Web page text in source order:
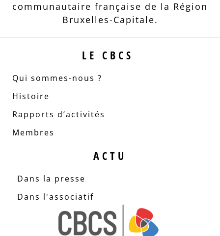
communautaire française de la Région
Bruxelles-Capitale.
LE CBCS
Qui sommes-nous ?
Histoire
Rapports d’activités
Membres
ACTU
Dans la presse
Dans l'associatif